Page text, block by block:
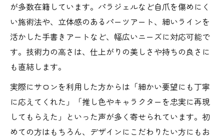
が多数在籍しています。パラジェルなど自爪を傷めにく
い施術法や、立体感のあるパーツアート、細いラインを
活かした手書きアートなど、幅広いニーズに対応可能で
す。技術力の高さは、仕上がりの美しさや持ちの良さに
も直結します。
実際にサロンを利用した方からは「細かい要望にも丁寧
に応えてくれた」「推し色やキャラクターを忠実に再現
してもらえた」といった声が多く寄せられています。初
めての方はもちろん、デザインにこだわりたい方にもお